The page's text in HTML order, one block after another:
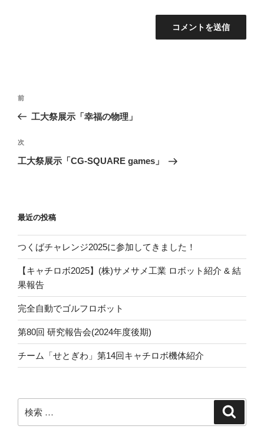
投
ビ
ゲ
ン
過
去
投
稿
前
工大祭展示「幸福の物理」
次
の
次
工大祭展示「CG-SQUARE games」
最近の投稿
つくばチャレンジ2025に参加してきました！
【キャチロボ2025】(株)サメサメ工業 ロボット紹介 & 結
果報告
完全自動でゴルフロボット
第80回 研究報告会(2024年度後期)
チーム「せとぎわ」第14回キャチロボ機体紹介
索: